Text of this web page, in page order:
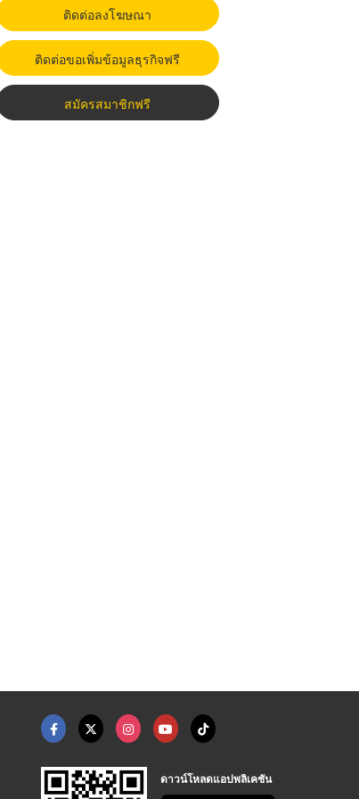
ติดต่อลงโฆษณา
ติดต่อขอเพิ่มข้อมูลธุรกิจฟรี
สมัครสมาชิกฟรี
ดาวน์โหลดแอปพลิเคชัน